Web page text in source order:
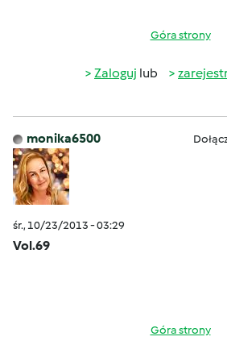
Góra strony
Zaloguj lub
monika6500
śr., 10/23/2013 - 03:29
Vol.69
Góra strony